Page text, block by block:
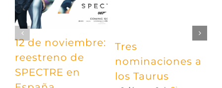
12 de noviembre:
reestreno de
SPECTRE en
Tres
nominaciones a
los Taurus